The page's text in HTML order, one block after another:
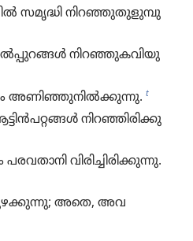
സമൃദ്ധി നിറഞ്ഞു​തു​ളു​മ്പു​
നിറഞ്ഞു​ക​വി​യു​
അണിഞ്ഞു​നിൽക്കു​ന്നു. t
നിറഞ്ഞി​രി​ക്കു​
വിരി​ച്ചി​രി​ക്കു​ന്നു.
അതെ, അവ